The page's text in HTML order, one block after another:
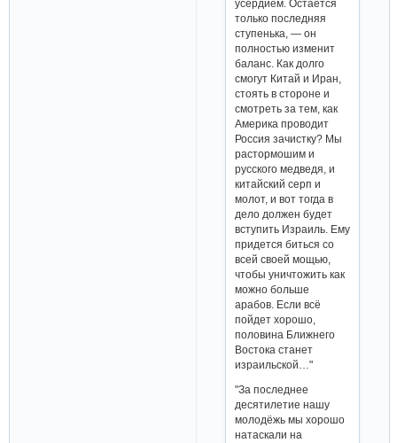
усердием. Остаётся
только последняя
ступенька, — он
полностью изменит
баланс. Как долго
смогут Китай и Иран,
стоять в стороне и
смотреть за тем, как
Америка проводит
Россия зачистку? Мы
растормошим и
русского медведя, и
китайский серп и
молот, и вот тогда в
дело должен будет
вступить Израиль. Ему
придется биться со
всей своей мощью,
чтобы уничтожить как
можно больше
арабов. Если всё
пойдет хорошо,
половина Ближнего
Востока станет
израильской…"
"За последнее
десятилетие нашу
молодёжь мы хорошо
натаскали на